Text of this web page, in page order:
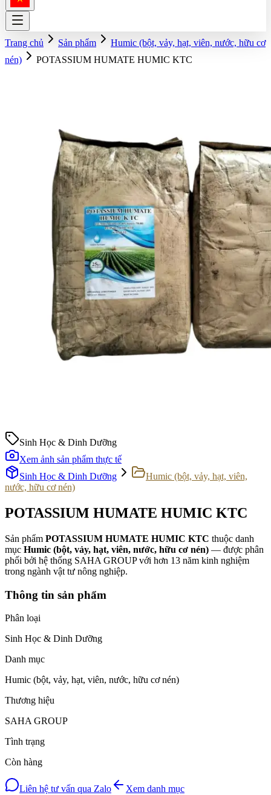
Trang chủ Sản phẩm
Humic (bột, vảy, hạt, viên, nước, hữu cơ
nén)
POTASSIUM HUMATE HUMIC KTC
Sinh Học & Dinh Dưỡng
Xem ảnh sản phẩm thực tế
Sinh Học & Dinh Dưỡng
Humic (bột, vảy, hạt, viên,
nước, hữu cơ nén)
POTASSIUM HUMATE HUMIC KTC
Sản phẩm POTASSIUM HUMATE HUMIC KTC thuộc danh
mục Humic (bột, vảy, hạt, viên, nước, hữu cơ nén) — được phân
phối bởi hệ thống SAHA GROUP với hơn 13 năm kinh nghiệm
trong ngành vật tư nông nghiệp.
Thông tin sản phẩm
Phân loại
Sinh Học & Dinh Dưỡng
Danh mục
Humic (bột, vảy, hạt, viên, nước, hữu cơ nén)
Thương hiệu
SAHA GROUP
Tình trạng
Còn hàng
Liên hệ tư vấn qua Zalo Xem danh mục